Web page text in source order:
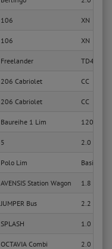
106 XN
106 XN
Freelander TD4 XS
206 Cabriolet CC
206 Cabriolet CC
Baureihe 1 Lim 120i
5 2.0 CD
Polo Lim Basis
AVENSIS Station Wagon 1.8 VVT-i
JUMPER Bus 2.2 HDi
SPLASH 1.0
OCTAVIA Combi 2.0 TDI